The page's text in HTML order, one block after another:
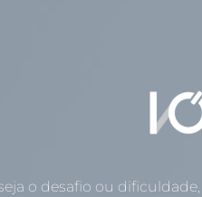
o desafio ou